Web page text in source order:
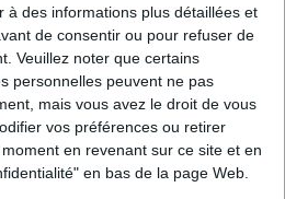
à des informations plus détaillées et
de consentir ou pour refuser de
Veuillez noter que certains
personnelles peuvent ne pas
mais vous avez le droit de vous
vos préférences ou retirer
en revenant sur ce site et en
en bas de la page Web.